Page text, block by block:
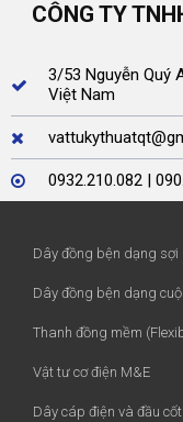
CÔNG TY
3/53 Nguyễn Quý
Việt Nam
0932.210.082 |
Dây đồng bện dạng sợi
Dây đồng bện dạng
Thanh đồng mềm
Vật tư cơ điện M&E
Dây cáp điện và đầu cốt